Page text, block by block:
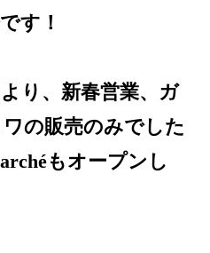
す！
り、新春営業、ガ
の販売のみでした
もオープンし